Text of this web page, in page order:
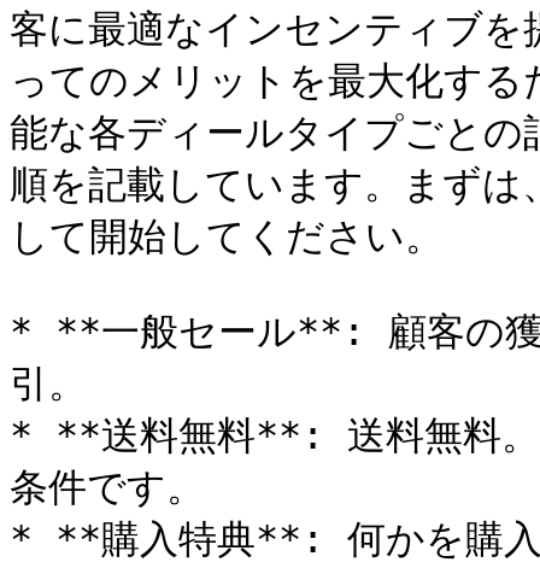
客に最適なインセンティブ
ってのメリットを最大化す
能な各ディールタイプごとの
順を記載しています。まず
して開始してください。
* **一般セール**: 顧客の獲
引。
* **送料無料**: 送料無料。
条件です。
* **購入特典**: 何かを購入